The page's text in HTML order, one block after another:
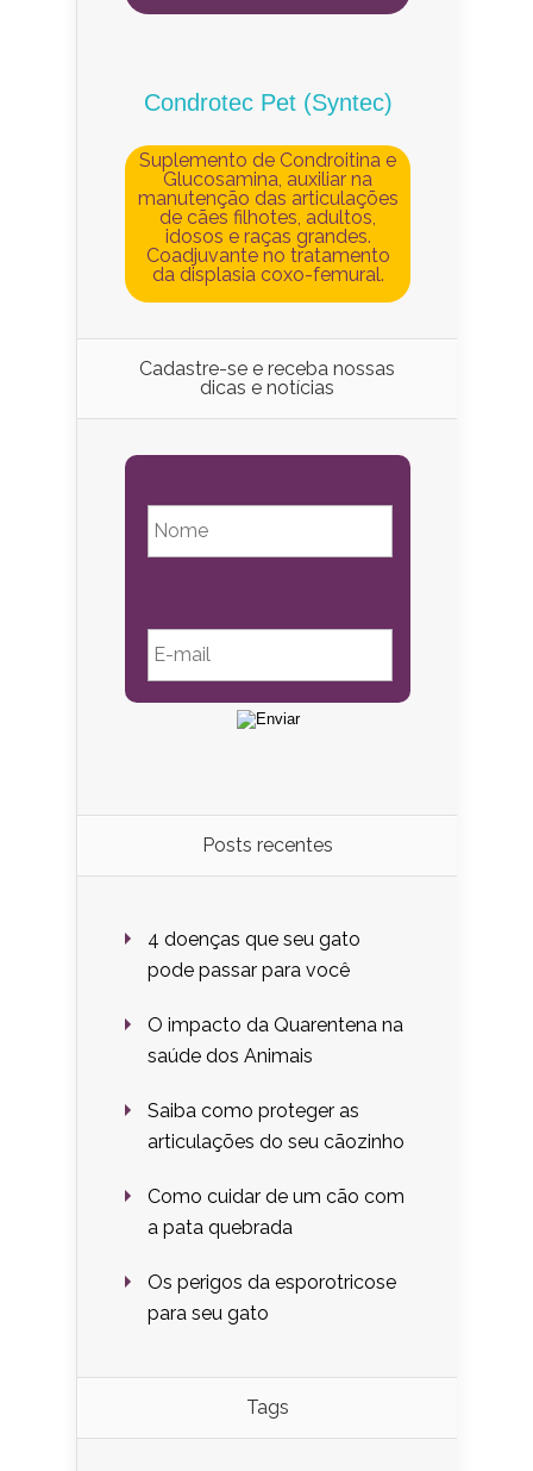
Condrotec Pet (Syntec)
Suplemento de Condroitina e
Glucosamina, auxiliar na
manutenção das articulações
de cães filhotes, adultos,
idosos e raças grandes.
Coadjuvante no tratamento
da displasia coxo-femural.
Cadastre-se e receba nossas
dicas e notícias
Posts recentes
4 doenças que seu gato
pode passar para você
O impacto da Quarentena na
saúde dos Animais
Saiba como proteger as
articulações do seu cãozinho
Como cuidar de um cão com
a pata quebrada
Os perigos da esporotricose
para seu gato
Tags